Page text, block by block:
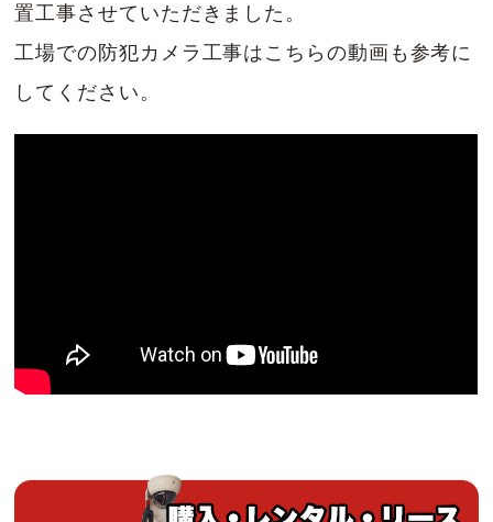
置工事させていただきました。
工場での防犯カメラ工事はこちらの動画も参考に
してください。